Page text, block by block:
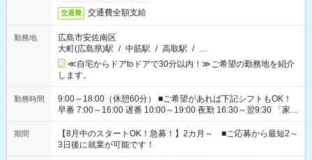
交通費 交通費全額支給
勤務地
広島市安佐南区
大町(広島県)駅 / 中筋駅 / 高取駅 / …
≪自宅からドアtoドアで30分以内！≫ご希望の勤務地を紹介
します。
勤務時間
9:00～18:00（休憩60分） ■ご希望があれば下記シフトもOK！
早番 7:00～16:00 遅番 10:00～19:00 夜勤 16:30～翌9:30 「家族
と休みを合わせたい」 「余裕を持って夕飯の準備がしたい」
「できれば残業はしたくない」 など、ご希望を教えてください
ね。 ※Wワーク希望の方へ 今ご覧のお仕事で希望する勤務時間
と、もう1つのお仕事の勤務時間。 合計で週40時間を超える場
期間
【8月中のスタートOK！急募！】2カ月～ ■ご応募から最短2～
3日後に就業が可能です！